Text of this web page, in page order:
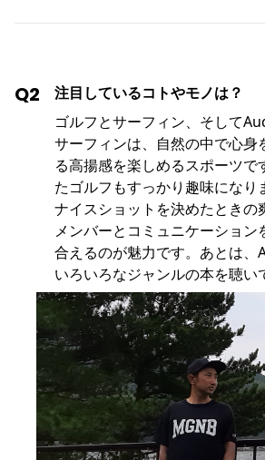
Q2
注目しているコトやモノは？
ゴルフとサーフィン、そして
サーフィンは、自然の中で心身
る高揚感を楽しめるスポーツで
たゴルフもすっかり趣味になり
ナイスショットを決めたときの
メンバーとコミュニケーション
合えるのが魅力です。あとは
いろいろなジャンルの本を聴い